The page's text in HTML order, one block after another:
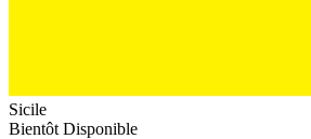
Sicile
Bientôt Disponible